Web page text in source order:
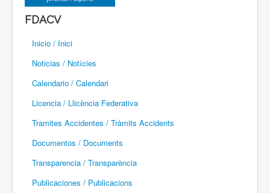
Paracaidismo / Paracaigudisme
Parapente / Parapent
Ultraligeros / Ultralleugers
Vuelo Con Motor / Vol Amb Motor
FDACV
Inicio / Inici
Noticias / Notícies
Calendario / Calendari
Licencia / Llicència Federativa
Tramites Accidentes / Tràmits Accidents
Documentos / Documents
Transparencia / Transparència
Publicaciones / Publicacions